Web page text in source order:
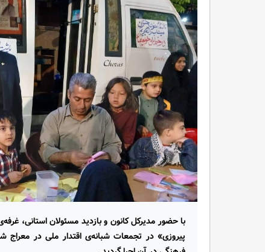
با حضور مدیرکل کانون و بازدید مسئولان استانی،
پیروزی» در تجمعات شبانه‌ی اقتدار ملی در